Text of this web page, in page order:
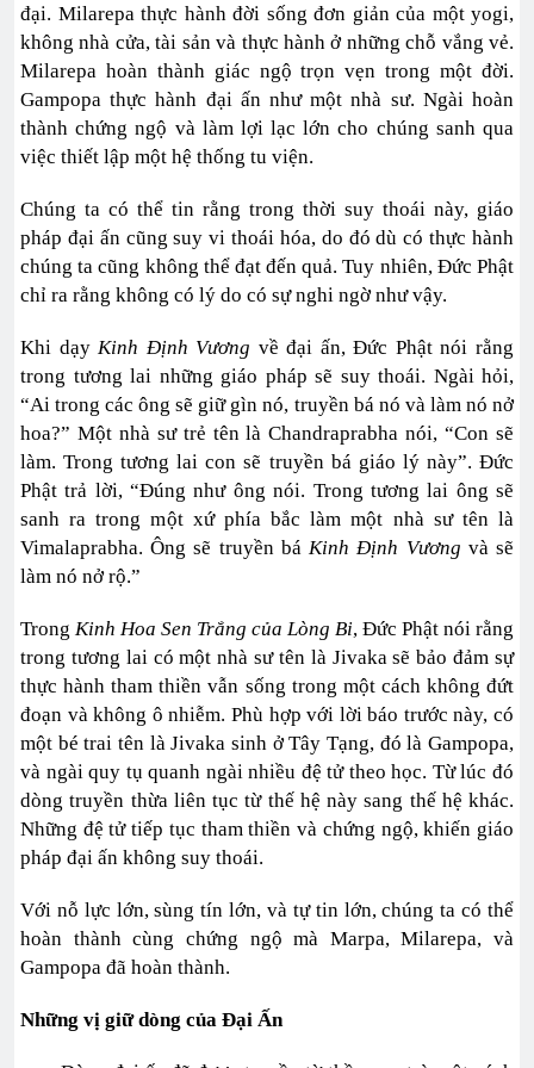
đại. Milarepa thực hành đời sống đơn giản của một yogi,
không nhà cửa, tài sản và thực hành ở những chỗ vắng vẻ.
Milarepa hoàn thành giác ngộ trọn vẹn trong một đời.
Gampopa thực hành đại ấn như một nhà sư. Ngài hoàn
thành chứng ngộ và làm lợi lạc lớn cho chúng sanh qua
việc thiết lập một hệ thống tu viện.
Chúng ta có thể tin rằng trong thời suy thoái này, giáo
pháp đại ấn cũng suy vi thoái hóa, do đó dù có thực hành
chúng ta cũng không thể đạt đến quả. Tuy nhiên, Đức Phật
chỉ ra rằng không có lý do có sự nghi ngờ như vậy.
Khi dạyKinh Định Vương về đại ấn, Đức Phật nói rằng
trong tương lai những giáo pháp sẽ suy thoái. Ngài hỏi,
“Ai trong các ông sẽ giữ gìn nó, truyền bá nó và làm nó nở
hoa?” Một nhà sư trẻ tên là Chandraprabha nói, “Con sẽ
làm. Trong tương lai con sẽ truyền bá giáo lý này”. Đức
Phật trả lời, “Đúng như ông nói. Trong tương lai ông sẽ
sanh ra trong một xứ phía bắc làm một nhà sư tên là
Vimalaprabha. Ông sẽ truyền báKinh Định Vương và sẽ
làm nó nở rộ.”
Trong Kinh Hoa Sen Trắng của Lòng Bi, Đức Phật nói rằng
trong tương lai có một nhà sư tên là Jivaka sẽ bảo đảm sự
thực hành tham thiền vẫn sống trong một cách không đứt
đoạn và không ô nhiễm. Phù hợp với lời báo trước này, có
một bé trai tên là Jivaka sinh ở Tây Tạng, đó là Gampopa,
và ngài quy tụ quanh ngài nhiều đệ tử theo học. Từ lúc đó
dòng truyền thừa liên tục từ thế hệ này sang thế hệ khác.
Những đệ tử tiếp tục tham thiền và chứng ngộ, khiến giáo
pháp đại ấn không suy thoái.
Với nỗ lực lớn, sùng tín lớn, và tự tin lớn, chúng ta có thể
hoàn thành cùng chứng ngộ mà Marpa, Milarepa, và
Gampopa đã hoàn thành.
Những vị giữ dòng của Đại Ấn